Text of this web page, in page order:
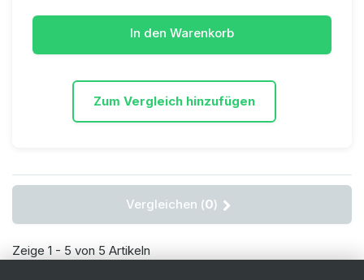
In den Warenkorb
Zum Vergleich hinzufügen
Vergleichen (0)
Zeige 1 - 5 von 5 Artikeln